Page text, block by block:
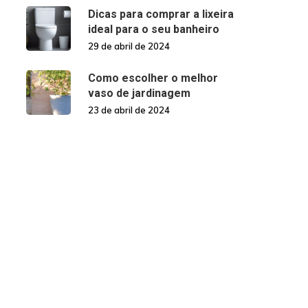
Dicas para comprar a lixeira
ideal para o seu banheiro
29 de abril de 2024
Como escolher o melhor
vaso de jardinagem
23 de abril de 2024